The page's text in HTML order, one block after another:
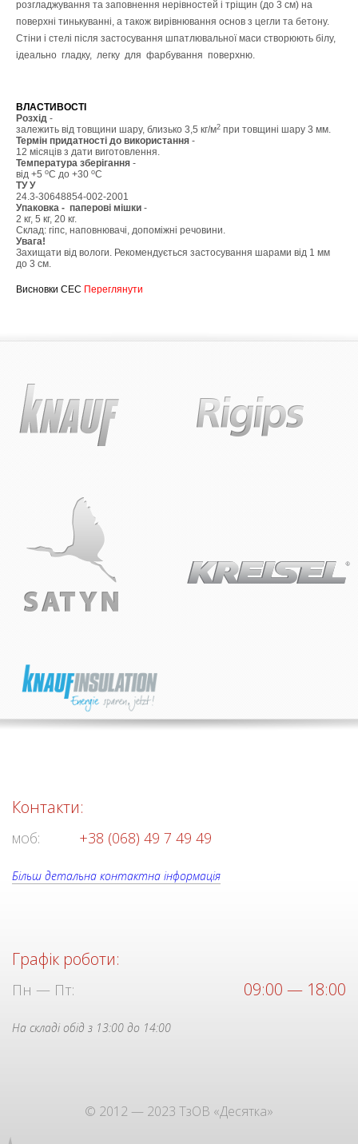
розгладжування та заповнення нерівностей і тріщин (до 3 см) на
поверхні тинькуванні, а також вирівнювання основ з цегли та бетону.
Стіни і стелі після застосування шпатлювальної маси створюють білу,
ідеально гладку, легку для фарбування поверхню.
ВЛАСТИВОСТІ
Розхiд -
залежить від товщини шару, близько 3,5 кг/м2 при товщині шару 3 мм.
Термін придатності до використання -
12 місяців з дати виготовлення.
Температура зберігання -
від +5 oС до +30 oС
ТУ У
24.3-30648854-002-2001
Упаковка - паперові мішки -
2 кг, 5 кг, 20 кг.
Склад: гіпс, наповнювачі, допоміжні речовини.
Увага!
Захищати від вологи. Рекомендується застосування шарами від 1 мм
до 3 см.
Висновки СЕС Переглянути
Контакти:
моб: +38 (068) 49 7 49 49
Більш детальна контактна інформація
Графік роботи:
Пн — Пт: 09:00 — 18:00
На складі обід з 13:00 до 14:00
© 2012 — 2023 ТзОВ «Десятка»